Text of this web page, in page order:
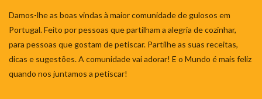
Damos-lhe as boas vindas à maior comunidade de gulosos em
Portugal. Feito por pessoas que partilham a alegria de cozinhar,
para pessoas que gostam de petiscar. Partilhe as suas receitas,
dicas e sugestões. A comunidade vai adorar! E o Mundo é mais feliz
quando nos juntamos a petiscar!